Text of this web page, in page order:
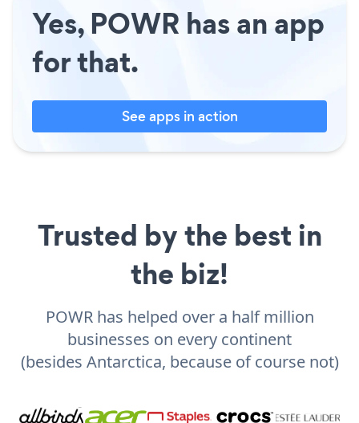
Yes, POWR has an app
for that.
See apps in action
Trusted by the best in
the biz!
POWR has helped over a half million
businesses on every continent
(besides Antarctica, because of course not)